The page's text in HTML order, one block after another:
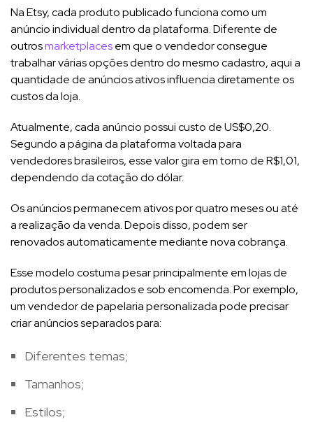
Na Etsy, cada produto publicado funciona como um
anúncio individual dentro da plataforma. Diferente de
outrosmarketplacesem que o vendedor consegue
trabalhar várias opções dentro do mesmo cadastro, aqui a
quantidade de anúncios ativos influencia diretamente os
custos da loja.
Atualmente, cada anúncio possui custo de US$0,20.
Segundo a página da plataforma voltada para
vendedores brasileiros, esse valor gira em torno de R$1,01,
dependendo da cotação do dólar.
Os anúncios permanecem ativos por quatro meses ou até
a realização da venda. Depois disso, podem ser
renovados automaticamente mediante nova cobrança.
Esse modelo costuma pesar principalmente em lojas de
produtos personalizados e sob encomenda. Por exemplo,
um vendedor de papelaria personalizada pode precisar
criar anúncios separados para:
Diferentes temas;
Tamanhos;
Estilos;